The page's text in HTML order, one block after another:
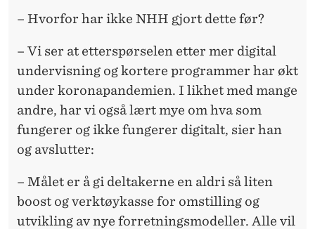
– Hvorfor har ikke NHH gjort dette før?
– Vi ser at etterspørselen etter mer digital
undervisning og kortere programmer har økt
under koronapandemien. I likhet med mange
andre, har vi også lært mye om hva som
fungerer og ikke fungerer digitalt, sier han
og avslutter:
– Målet er å gi deltakerne en aldri så liten
boost og verktøykasse for omstilling og
utvikling av nye forretningsmodeller. Alle vil